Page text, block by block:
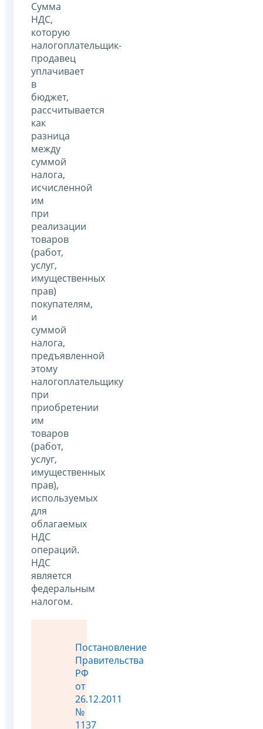
Сумма
НДС,
которую
налогоплательщик-
продавец
уплачивает
в
бюджет,
рассчитывается
как
разница
между
суммой
налога,
исчисленной
им
при
реализации
товаров
(работ,
услуг,
имущественных
прав)
покупателям,
и
суммой
налога,
предъявленной
этому
налогоплательщику
при
приобретении
им
товаров
(работ,
услуг,
имущественных
прав),
используемых
для
облагаемых
НДС
операций.
НДС
является
федеральным
налогом.
Постановление
Правительства
РФ
от
26.12.2011
№
1137